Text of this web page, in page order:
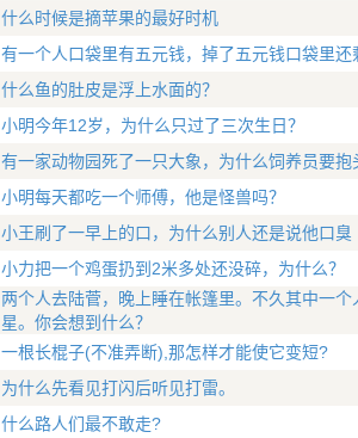
什么时候是摘苹果的最好时机
有一个人口袋里有五元钱，掉了五元钱口袋里还
什么鱼的肚皮是浮上水面的？
小明今年12岁，为什么只过了三次生日？
有一家动物园死了一只大象，为什么饲养员要抱
小明每天都吃一个师傅，他是怪兽吗？
小王刷了一早上的口，为什么别人还是说他口臭
小力把一个鸡蛋扔到2米多处还没碎，为什么？
两个人去陆菅，晚上睡在帐篷里。不久其中一
星。你会想到什么？
一根长棍子(不准弄断),那怎样才能使它变短?
为什么先看见打闪后听见打雷。
什么路人们最不敢走?